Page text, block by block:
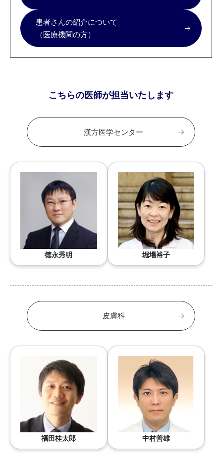
患者さんの紹介について
（医療機関の方）
こちらの医師が担当いたします
漢方医学センター
徳永秀明 堀場裕子
皮膚科
福田桂太郎 中村善雄